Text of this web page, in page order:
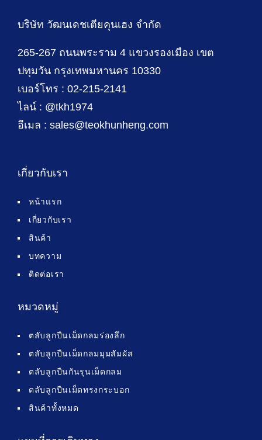
บริษัท วัฒนเดชเตียคุนเฮง จำกัด
265-267 ถนนพระราม 4 แขวงรองเมือง เขต
ปทุมวัน กรุงเทพมหานคร 10330
เบอร์โทร : 02-215-2141
ไลน์ : @tkh1974
อีเมล : sales@teokhunheng.com
เกี่ยวกับเรา
หน้าแรก
เกี่ยวกับเรา
สินค้า
บทความ
ติดต่อเรา
หมวดหมู่
ตลับลูกปืนเม็ดกลมร่องลึก
ตลับลูกปืนเม็ดกลมมุมสัมผัส
ตลับลูกปืนกันรุนเม็ดกลม
ตลับลูกปืนเม็ดทรงกระบอก
สินค้าทั้งหมด